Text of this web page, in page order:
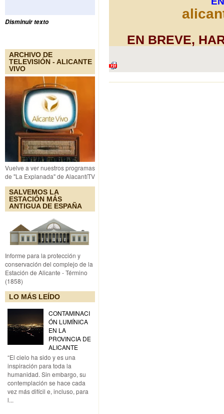
Disminuir texto
ARCHIVO DE
TELEVISIÓN - ALICANTE
VIVO
Vuelve a ver nuestros programas
de "La Explanada" de AlacantíTV
SALVEMOS LA
ESTACIÓN MÁS
ANTIGUA DE ESPAÑA
Informe para la protección y
conservación del complejo de la
Estación de Alicante - Término
(1858)
LO MÁS LEÍDO
CONTAMINACI
ÓN LUMÍNICA
EN LA
PROVINCIA DE
ALICANTE
“El cielo ha sido y es una
inspiración para toda la
humanidad. Sin embargo, su
contemplación se hace cada
vez más difícil e, incluso, para
l...
EN BREVE,